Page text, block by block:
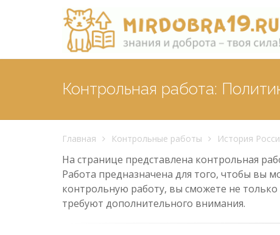
Контрольная работа:
Главная Контрольные работы История
На странице представлена контрольная
Работа предназначена для того, чтобы вы
контрольную работу, вы сможете не
требуют дополнительного внимания.